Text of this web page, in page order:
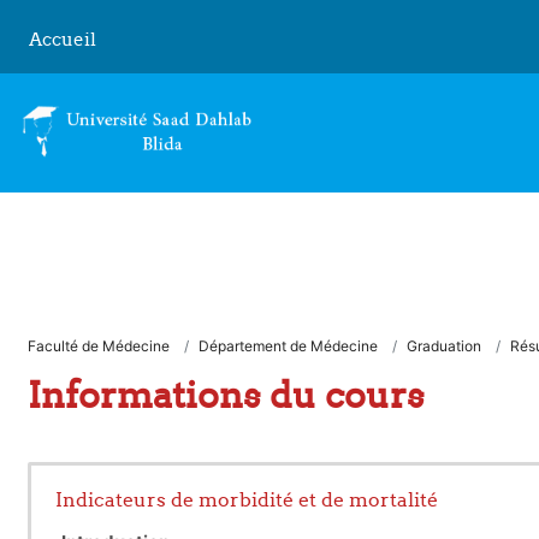
Accueil
Faculté de Médecine Département de Médecine Graduation
Informations du cours
Indicateurs de morbidité et de mortalité